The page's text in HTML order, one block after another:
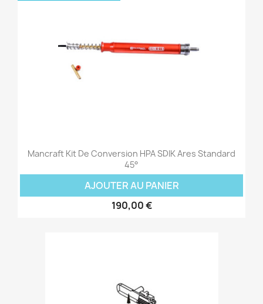
Mancraft Kit De Conversion HPA SDIK Ares Standard
45°
AJOUTER AU PANIER
190,00 €